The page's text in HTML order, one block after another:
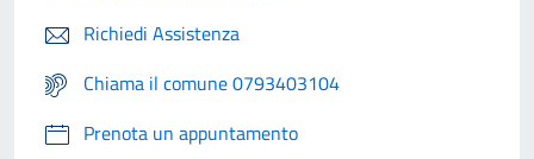
Richiedi Assistenza
Chiama il comune 0793403104
Prenota un appuntamento